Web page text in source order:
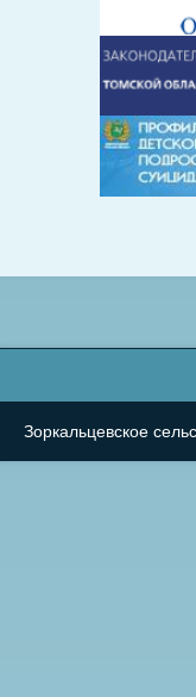
Зоркальцевское